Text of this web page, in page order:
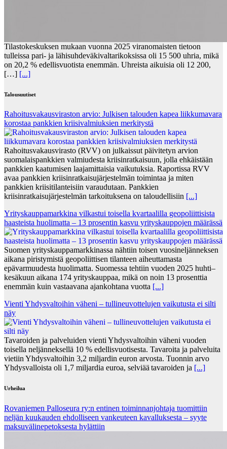
Tilastokeskuksen mukaan vuonna 2025 viranomaisten tietoon
tulleissa pari- ja lähisuhdeväkivaltarikoksissa oli 15 500 uhria, mikä
on 20,2 % edellisvuotista enemmän. Uhreista aikuisia oli 12 200,
[…] [...]
Talousuutiset
Rahoitusvakausviraston arvio: Julkisen talouden kapea liikkumavara
korostaa pankkien kriisivalmiuksien merkitystä
Rahoitusvakausvirasto (RVV) on julkaissut päivitetyn arvion
suomalaispankkien valmiudesta kriisinratkaisuun, jolla ehkäistään
pankkien kaatumisen laajamittaisia vaikutuksia. Raportissa RVV
avaa pankkien kriisinratkaisujärjestelmän toimintaa ja miten
pankkien kriisitilanteisiin varaudutaan. Pankkien
kriisinratkaisujärjestelmän tarkoituksena on taloudellisiin [...]
Yrityskauppamarkkina vilkastui toisella kvartaalilla geopoliittisista
haasteista huolimatta – 13 prosentin kasvu yrityskauppojen määrässä
Suomen yrityskauppamarkkinassa nähtiin toisen vuosineljänneksen
aikana piristymistä geopoliittisen tilanteen aiheuttamasta
epävarmuudesta huolimatta. Suomessa tehtiin vuoden 2025 huhti–
kesäkuun aikana 174 yrityskauppaa, mikä on noin 13 prosenttia
enemmän kuin vastaavana ajankohtana vuotta [...]
Vienti Yhdysvaltoihin väheni – tullineuvottelujen vaikutusta ei silti
näy
Tavaroiden ja palveluiden vienti Yhdysvaltoihin väheni vuoden
toisella neljänneksellä 10 % edellisvuotisesta. Tavaroita ja palveluita
vietiin Yhdysvaltoihin 3,2 miljardin euron arvosta. Tuonnin arvo
Yhdysvalloista oli 1,7 miljardia euroa, selviää tavaroiden ja [...]
Urheilua
Rovaniemen Palloseura ry:n entinen toiminnanjohtaja tuo­mit­tiin
neljän kuu­kau­den eh­dol­li­seen van­keu­teen ka­val­luk­ses­ta – syyte
mak­su­vä­li­ne­pe­tok­ses­ta hy­lät­tiin